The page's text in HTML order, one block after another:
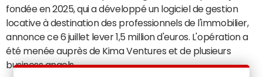
fondée en 2025, qui a développé un logiciel de gestion
locative à destination des professionnels de l'immobilier,
annonce ce 6 juillet lever 1,5 million d'euros. L'opération a
été menée auprès de Kima Ventures et de plusieurs
business angels.